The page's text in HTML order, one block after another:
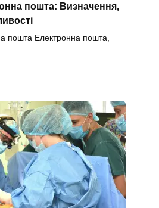
пошта: Визначення,
пошта Електронна пошта,